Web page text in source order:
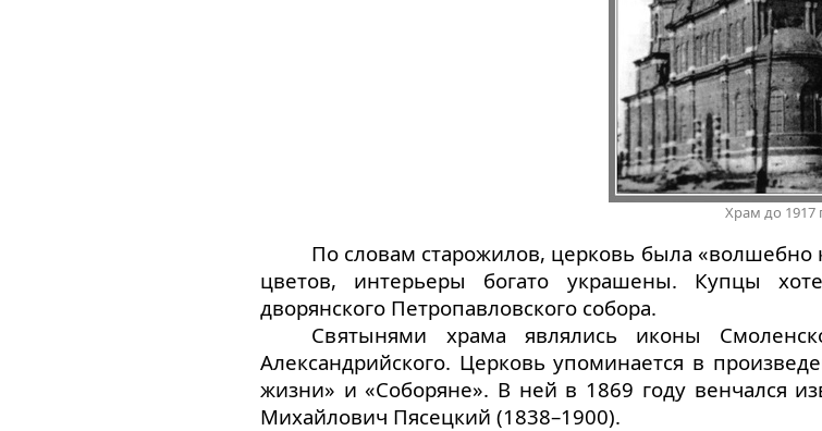
Храм до 1917
По словам старожилов, церковь была «волшебно
цветов, интерьеры богато украшены. Купцы
дворянского Петропавловского собора.
Святынями храма являлись иконы
Александрийского. Церковь упоминается в
жизни» и «Соборяне». В ней в 1869 году венчался
Михайлович Пясецкий (1838–1900).